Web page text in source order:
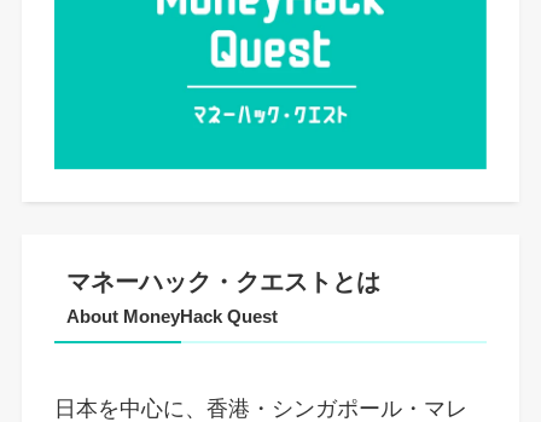
マネーハック・クエストとは
About MoneyHack Quest
日本を中心に、香港・シンガポール・マレ